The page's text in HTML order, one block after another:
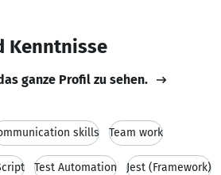
Kenntnisse
ganze Profil zu sehen.
skills Team work
Test Automation Jest (Framework)